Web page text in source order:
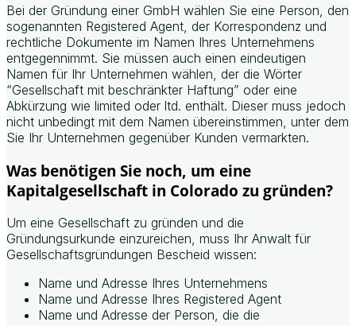
Bei der Gründung einer GmbH wählen Sie eine Person, den
sogenannten Registered Agent, der Korrespondenz und
rechtliche Dokumente im Namen Ihres Unternehmens
entgegennimmt. Sie müssen auch einen eindeutigen
Namen für Ihr Unternehmen wählen, der die Wörter
“Gesellschaft mit beschränkter Haftung” oder eine
Abkürzung wie limited oder ltd. enthält. Dieser muss jedoch
nicht unbedingt mit dem Namen übereinstimmen, unter dem
Sie Ihr Unternehmen gegenüber Kunden vermarkten.
Was benötigen Sie noch, um eine
Kapitalgesellschaft in Colorado zu gründen?
Um eine Gesellschaft zu gründen und die
Gründungsurkunde einzureichen, muss Ihr Anwalt für
Gesellschaftsgründungen Bescheid wissen:
Name und Adresse Ihres Unternehmens
Name und Adresse Ihres Registered Agent
Name und Adresse der Person, die die